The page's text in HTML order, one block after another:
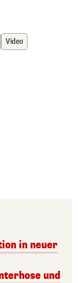
Video
in neuer
und